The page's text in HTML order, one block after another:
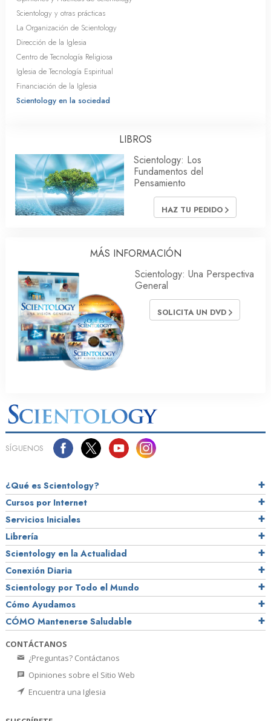
Scientology y otras prácticas
La Organización de Scientology
Dirección de la Iglesia
Centro de Tecnología Religiosa
Iglesia de Tecnología Espiritual
Financiación de la Iglesia
Scientology en la sociedad
LIBROS
Scientology: Los
Fundamentos del
Pensamiento
HAZ TU PEDIDO
MÁS INFORMACIÓN
Scientology: Una Perspectiva
General
SOLICITA UN DVD
SÍGUENOS
¿Qué es Scientology?
Cursos por Internet
Servicios Iniciales
Librería
Scientology en la Actualidad
Conexión Diaria
Scientology por Todo el Mundo
Cómo Ayudamos
CÓMO Mantenerse Saludable
CONTÁCTANOS
¿Preguntas? Contáctanos
Opiniones sobre el Sitio Web
Encuentra una Iglesia